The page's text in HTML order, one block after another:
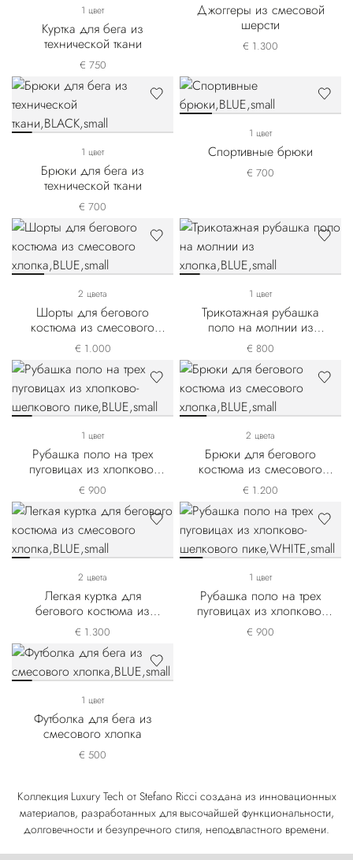
1 цвет
Куртка для бега из
технической ткани
€ 750
Джоггеры из смесовой
шерсти
€ 1.300
1 цвет
Брюки для бега из
технической ткани
€ 700
1 цвет
Спортивные брюки
€ 700
2 цвета
Шорты для бегового
костюма из смесового
хлопка
€ 1.000
1 цвет
Трикотажная рубашка
поло на молнии из
хлопка
€ 800
1 цвет
Рубашка поло на трех
пуговицах из хлопково-
шелкового пике
€ 900
2 цвета
Брюки для бегового
костюма из смесового
хлопка
€ 1.200
2 цвета
Легкая куртка для
бегового костюма из
смесового хлопка
€ 1.300
1 цвет
Рубашка поло на трех
пуговицах из хлопково-
шелкового пике
€ 900
1 цвет
Футболка для бега из
смесового хлопка
€ 500
Коллекция Luxury Tech от Stefano Ricci создана из инновационных
материалов, разработанных для высочайшей функциональности,
долговечности и безупречного стиля, неподвластного времени.